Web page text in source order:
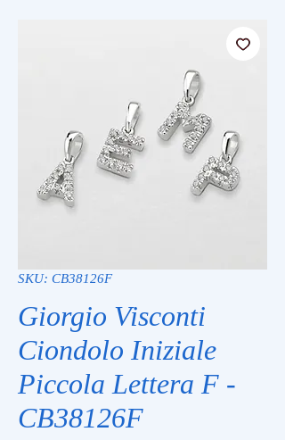
SKU: CB38126F
Giorgio Visconti
Ciondolo Iniziale
Piccola Lettera F -
CB38126F